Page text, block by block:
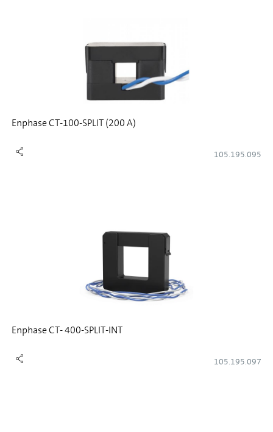
Enphase CT-100-SPLIT (200 A)
105.195.095
Enphase CT- 400-SPLIT-INT
105.195.097